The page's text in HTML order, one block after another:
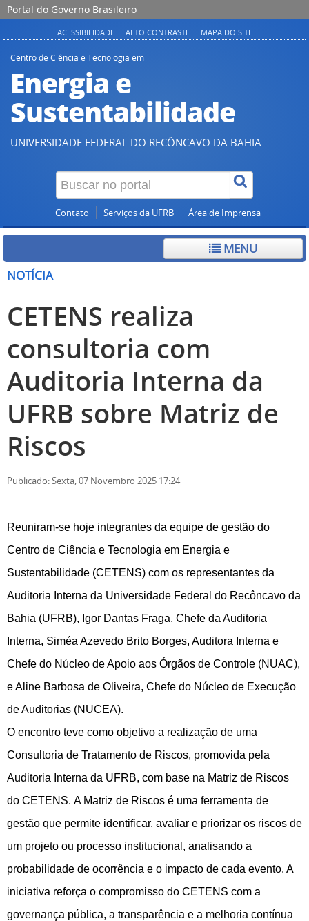
Portal do Governo Brasileiro
ACESSIBILIDADE ALTO CONTRASTE MAPA DO SITE
Centro de Ciência e Tecnologia em
Energia e
Sustentabilidade
UNIVERSIDADE FEDERAL DO RECÔNCAVO DA BAHIA
Contato Serviços da UFRB Área de Imprensa
MENU
NOTÍCIA
CETENS realiza
consultoria com
Auditoria Interna da
UFRB sobre Matriz de
Riscos
Publicado: Sexta, 07 Novembro 2025 17:24
Reuniram-se hoje integrantes da equipe de gestão do
Centro de Ciência e Tecnologia em Energia e
Sustentabilidade (CETENS) com os representantes da
Auditoria Interna da Universidade Federal do Recôncavo da
Bahia (UFRB), Igor Dantas Fraga, Chefe da Auditoria
Interna, Siméa Azevedo Brito Borges, Auditora Interna e
Chefe do Núcleo de Apoio aos Órgãos de Controle (NUAC),
e Aline Barbosa de Oliveira, Chefe do Núcleo de Execução
de Auditorias (NUCEA).
O encontro teve como objetivo a realização de uma
Consultoria de Tratamento de Riscos, promovida pela
Auditoria Interna da UFRB, com base na Matriz de Riscos
do CETENS. A Matriz de Riscos é uma ferramenta de
gestão que permite identificar, avaliar e priorizar os riscos de
um projeto ou processo institucional, analisando a
probabilidade de ocorrência e o impacto de cada evento. A
iniciativa reforça o compromisso do CETENS com a
governança pública, a transparência e a melhoria contínua